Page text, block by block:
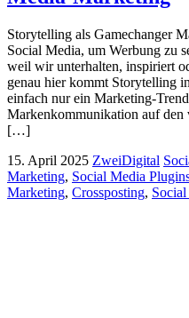
Storytelling als Gamechanger
Social Media, um Werbung zu
weil wir unterhalten, inspiriert
genau hier kommt Storytelling
einfach nur ein Marketing-
Markenkommunikation auf den
[…]
15. April 2025 ZweiDigital
Marketing, Social Media
Marketing, Crossposting,